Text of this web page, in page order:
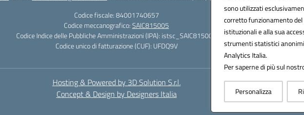
sono utilizzati
corretto funzionamento
istituzionali e alla sua
strumenti statistici
Analytics Italia.
Per saperne di più sul
Personalizza
Codice fiscale: 84001740657
Codice meccanografico:SAIC815005
Codice Indice delle Pubbliche Amministrazioni (IPA): istsc_SAIC815005
Codice unico di fatturazione (CUF): UFDQ9V
Hosting & Powered by 3D Solution S.r.l.
Concept & Design by Designers Italia